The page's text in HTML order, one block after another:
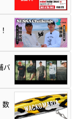
バ
数